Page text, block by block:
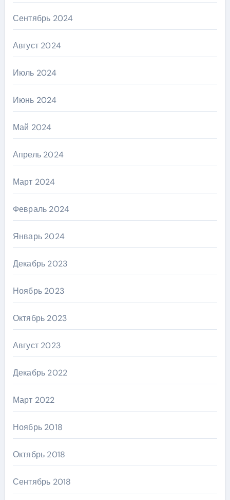
Сентябрь 2024
Август 2024
Июль 2024
Июнь 2024
Май 2024
Апрель 2024
Март 2024
Февраль 2024
Январь 2024
Декабрь 2023
Ноябрь 2023
Октябрь 2023
Август 2023
Декабрь 2022
Март 2022
Ноябрь 2018
Октябрь 2018
Сентябрь 2018